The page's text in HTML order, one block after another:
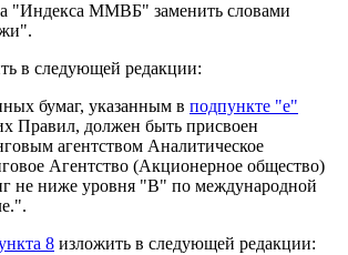
"Индекса ММВБ" заменить словами
в следующей редакции:
бумаг, указанным в подпункте "е"
Правил, должен быть присвоен
агентством Аналитическое
Агентство (Акционерное общество)
не ниже уровня "В" по международной
8 изложить в следующей редакции: